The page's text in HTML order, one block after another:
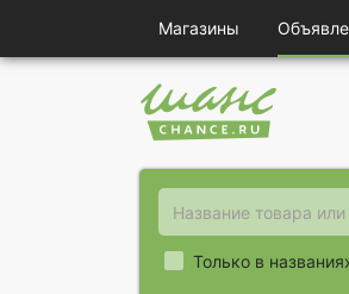
Магазины
Только в